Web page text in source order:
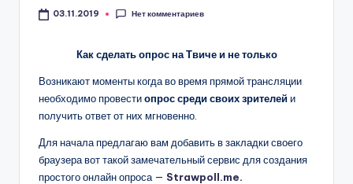
03.11.2019 Нет комментариев
Как сделать опрос на Твиче и не только
Возникают моменты когда во время прямой трансляции
необходимо провестиопрос среди своих зрителейи
получить ответ от них мгновенно.
Для начала предлагаю вам добавить в закладки своего
браузера вот такой замечательный сервис для создания
простого онлайн опроса — Strawpoll.me.